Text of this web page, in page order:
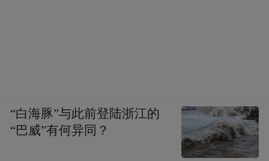
“白海豚”与此前登陆浙江的
“巴威”有何异同？